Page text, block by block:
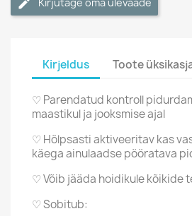
Kirjeldus Toote
♡ Parendatud kontroll
maastikul ja jooksmise ajal
♡ Hõlpsasti aktiveeritav kas
käega ainulaadse pööratava
♡ Võib jääda hoidikule kõikide
♡Sobitub: